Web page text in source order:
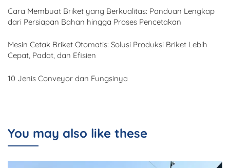
Cara Membuat Briket yang Berkualitas: Panduan Lengkap
dari Persiapan Bahan hingga Proses Pencetakan
Mesin Cetak Briket Otomatis: Solusi Produksi Briket Lebih
Cepat, Padat, dan Efisien
10 Jenis Conveyor dan Fungsinya
You may also like these